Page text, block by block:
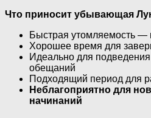
Что приносит убывающая
Быстрая утомляемость —
Хорошее время для
Идеально для
обещаний
Подходящий период для
Неблагоприятно для
начинаний